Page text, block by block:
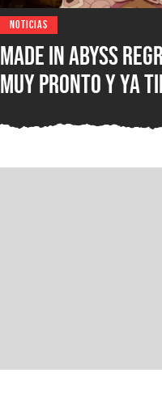
NOTICIAS
Made in Abyss
muy pronto y ya
los cines de